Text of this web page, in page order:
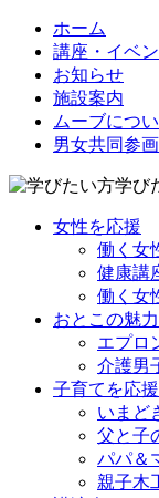
ホーム
講座・イベ
お知らせ
施設案内
ムーブにつ
男女共同参
学び
女性を応援
働く女
健康講
働く女
おとこの魅
エプロ
介護男
子育てを応援
いまど
父と子
パパ＆
親子木